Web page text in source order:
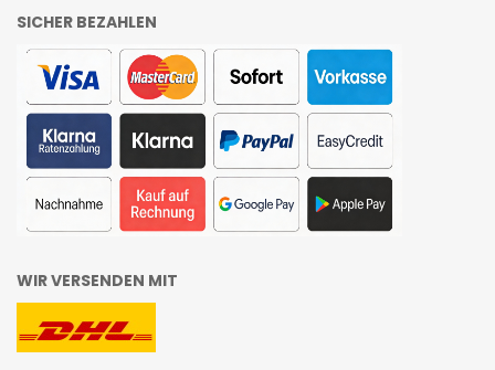
SICHER BEZAHLEN
WIR VERSENDEN MIT